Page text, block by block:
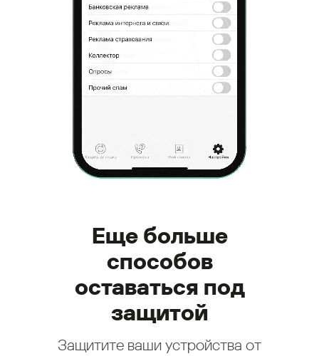
Еще больше
способов
оставаться под
защитой
Защитите ваши устройства от